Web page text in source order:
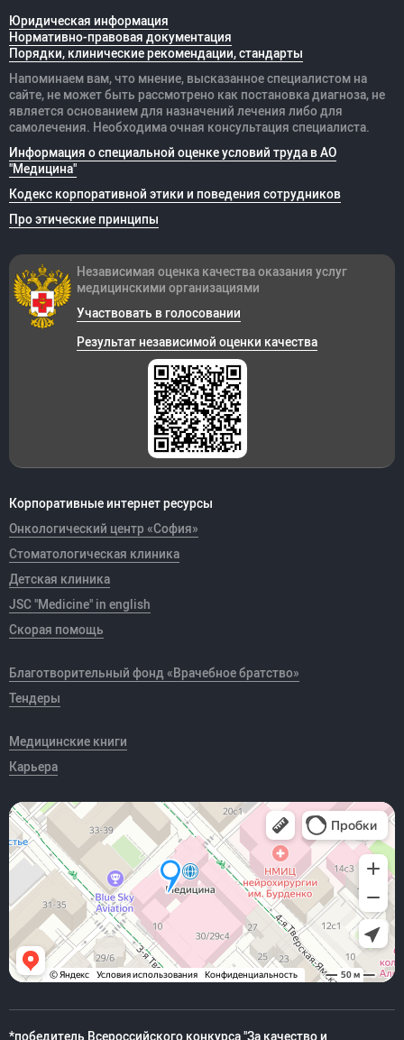
Юридическая информация
Нормативно-правовая документация
Порядки, клинические рекомендации, стандарты
Напоминаем вам, что мнение, высказанное специалистом на
сайте, не может быть рассмотрено как постановка диагноза, не
является основанием для назначений лечения либо для
самолечения. Необходима очная консультация специалиста.
Информация о специальной оценке условий труда в АО
"Медицина"
Кодекс корпоративной этики и поведения сотрудников
Про этические принципы
Корпоративные интернет ресурсы
Онкологический центр «София»
Стоматологическая клиника
Детская клиника
JSC "Medicine" in english
Скорая помощь
Благотворительный фонд «Врачебное братство»
Тендеры
Медицинские книги
Карьера
Независимая оценка качества оказания услуг
медицинскими организациями
Участвовать в голосовании
Результат независимой оценки качества
*победитель Всероссийского конкурса "За качество и